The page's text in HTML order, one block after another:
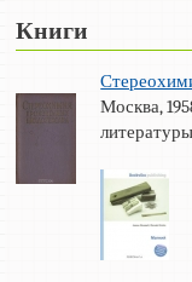
Книги
Москва,